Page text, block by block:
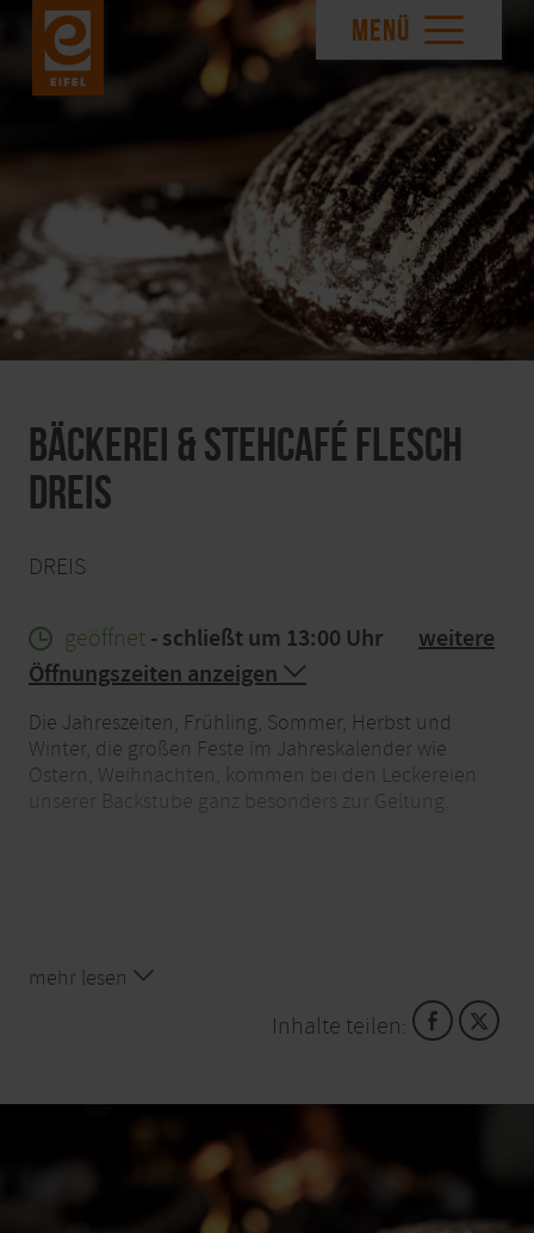
MENÜ
Bäckerei & Stehcafé Flesch
Dreis
DREIS
geöffnet - schließt um 13:00 Uhr
weitere
Öffnungszeiten anzeigen
Die Jahreszeiten, Frühling, Sommer, Herbst und
Winter, die großen Feste im Jahreskalender wie
Ostern, Weihnachten, kommen bei den Leckereien
unserer Backstube ganz besonders zur Geltung.
mehr lesen
Inhalte teilen: